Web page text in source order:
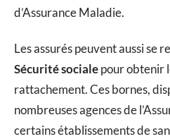
d’Assurance Maladie.
Les assurés peuvent aussi se
Sécurité socialepour obtenir
rattachement. Ces bornes,
nombreuses agences de
certains établissements de